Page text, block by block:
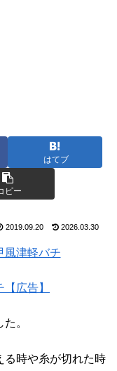
はてブ
ピー
2019.09.20 2026.03.30
広告】
。
る時や糸が切れた時